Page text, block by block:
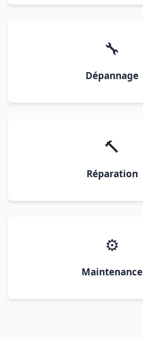
🔧
Dépannage
🔨
Réparation
⚙️
Maintenance